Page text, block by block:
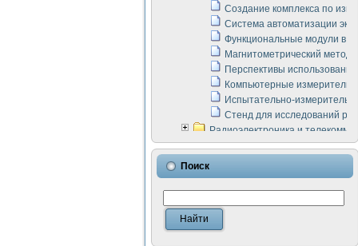
Создание комплекса по
Система автоматизации
Функциональные модули в
Магнитометрический метод
Перспективы
Компьютерные
Испытательно-
Стенд для исследований
Радиоэлектроника и
LabVIEW в расчетах
Аппаратно-программный
Виртуальный
Измерение шумовых
Измерительный
Инструменты для
Инструменты для
Поиск